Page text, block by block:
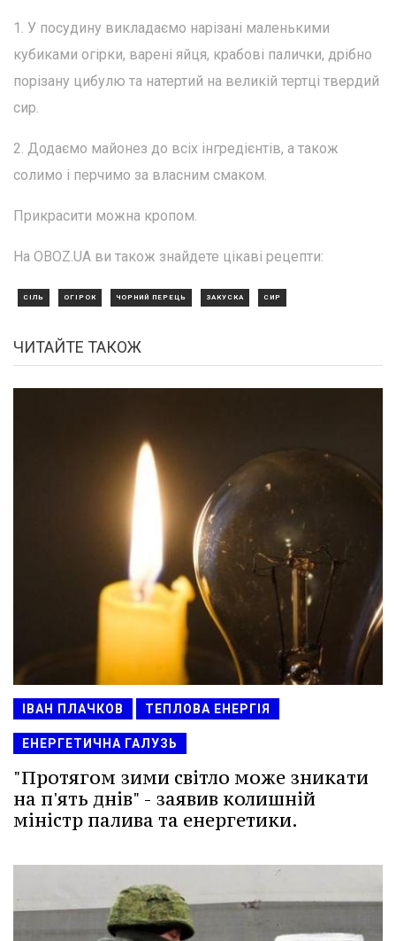
1. У посудину викладаємо нарізані маленькими
кубиками огірки, варені яйця, крабові палички, дрібно
порізану цибулю та натертий на великій тертці твердий
сир.
2. Додаємо майонез до всіх інгредієнтів, а також
солимо і перчимо за власним смаком.
Прикрасити можна кропом.
На OBOZ.UA ви також знайдете цікаві рецепти:
СІЛЬ ОГІРОК ЧОРНИЙ ПЕРЕЦЬ ЗАКУСКА СИР
ЧИТАЙТЕ ТАКОЖ
ІВАН ПЛАЧКОВ ТЕПЛОВА ЕНЕРГІЯ
ЕНЕРГЕТИЧНА ГАЛУЗЬ
"Протягом зими світло може зникати
на п'ять днів" - заявив колишній
міністр палива та енергетики.